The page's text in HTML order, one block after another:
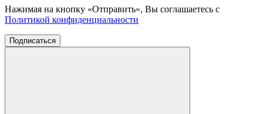
Нажимая на кнопку «Отправить», Вы соглашаетесь с
Политикой конфиденциальности
Подписаться